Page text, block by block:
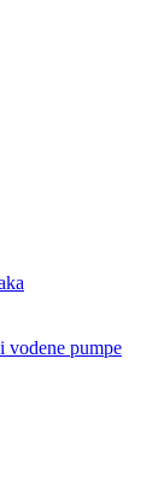
vodene pumpe